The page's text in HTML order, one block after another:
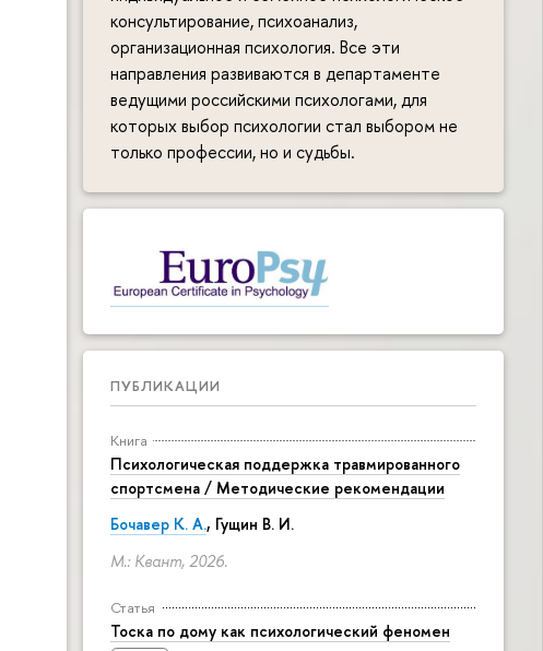
консультирование, психоанализ,
организационная психология. Все эти
направления развиваются в департаменте
ведущими российскими психологами, для
которых выбор психологии стал выбором не
только профессии, но и судьбы.
ПУБЛИКАЦИИ
Книга
Психологическая поддержка травмированного
спортсмена / Методические рекомендации
Бочавер К. А., Гущин В. И.
М.: Квант, 2026.
Статья
Тоска по дому как психологический феномен